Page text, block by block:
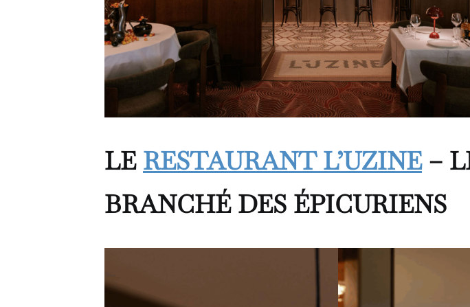
LE RESTAURANT L’UZINE–
BRANCHÉ DES ÉPICURIENS